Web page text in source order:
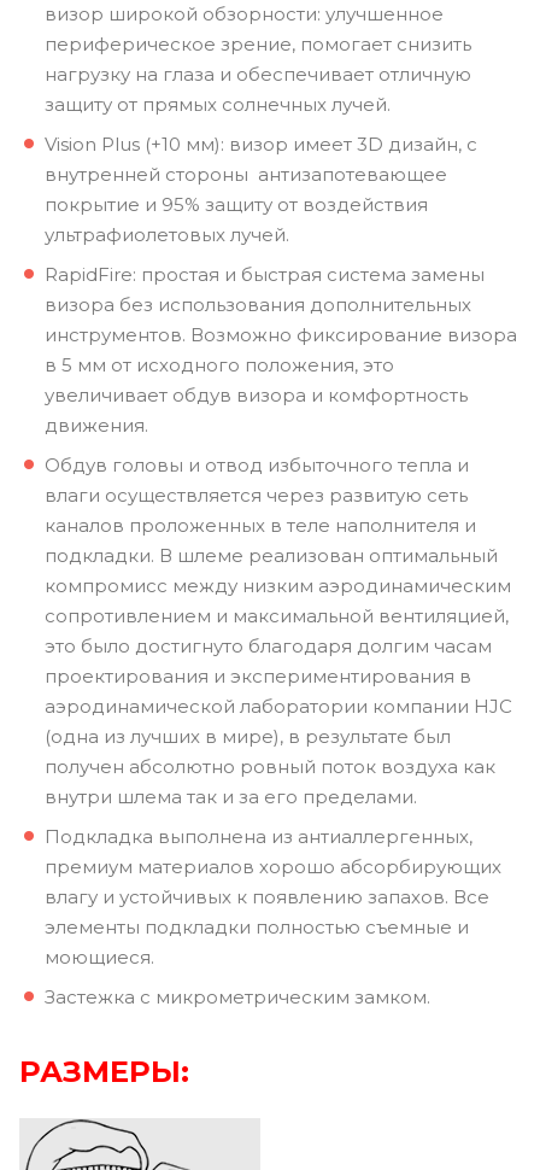
визор широкой обзорности: улучшенное
периферическое зрение, помогает снизить
нагрузку на глаза и обеспечивает отличную
защиту от прямых солнечных лучей.
Vision Plus (+10 мм): визор имеет 3D дизайн, с
внутренней стороны антизапотевающее
покрытие и 95% защиту от воздействия
ультрафиолетовых лучей.
RapidFire: простая и быстрая система замены
визора без использования дополнительных
инструментов. Возможно фиксирование визора
в 5 мм от исходного положения, это
увеличивает обдув визора и комфортность
движения.
Обдув головы и отвод избыточного тепла и
влаги осуществляется через развитую сеть
каналов проложенных в теле наполнителя и
подкладки. В шлеме реализован оптимальный
компромисс между низким аэродинамическим
сопротивлением и максимальной вентиляцией,
это было достигнуто благодаря долгим часам
проектирования и экспериментирования в
аэродинамической лаборатории компании HJC
(одна из лучших в мире), в результате был
получен абсолютно ровный поток воздуха как
внутри шлема так и за его пределами.
Подкладка выполнена из антиаллергенных,
премиум материалов хорошо абсорбирующих
влагу и устойчивых к появлению запахов. Все
элементы подкладки полностью съемные и
моющиеся.
Застежка с микрометрическим замком.
РАЗМЕРЫ: